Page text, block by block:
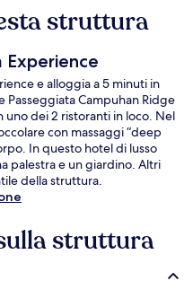
struttura
Experience
e alloggia a 5 minuti in
Passeggiata Campuhan Ridge
uno dei 2 ristoranti in loco. Nel
con massaggi “deep
In questo hotel di lusso
palestra e un giardino. Altri
della struttura.
struttura